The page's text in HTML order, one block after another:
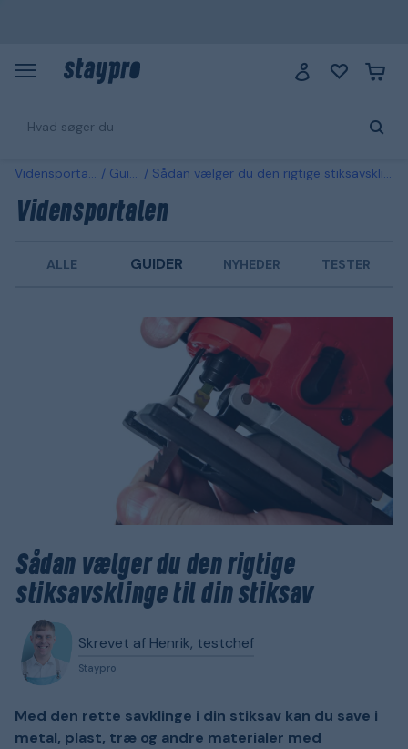
Vidensportalen Guider Sådan vælger du den rigtige stiksavsklinge til din stiksav
Vidensportalen
ALLE GUIDER NYHEDER TESTER
Sådan vælger du den rigtige
stiksavsklinge til din stiksav
Skrevet af Henrik, testchef
Staypro
Med den rette savklinge i din stiksav kan du save i
metal, plast, træ og andre materialer med